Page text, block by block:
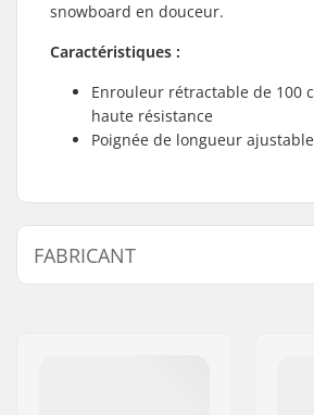
snowboard en douceur.
Caractéristiques :
Enrouleur rétractable de 100
haute résistance
Poignée de longueur ajustable
FABRICANT